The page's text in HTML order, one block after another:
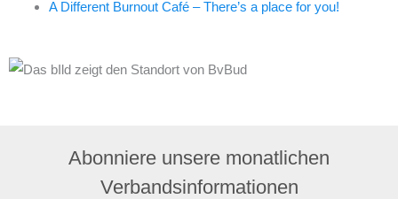
A Different Burnout Café – There’s a place for you!
Abonniere unsere monatlichen
Verbandsinformationen